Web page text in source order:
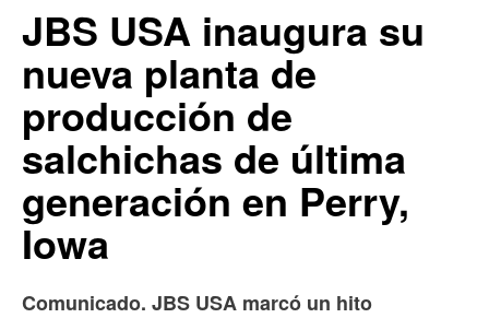
JBS USA inaugura su
nueva planta de
producción de
salchichas de última
generación en Perry,
Iowa
Comunicado. JBS USA marcó un hito